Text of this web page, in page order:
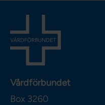
Vårdförbundet
Box 3260